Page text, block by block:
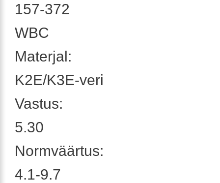
157-372
WBC
Materjal:
K2E/K3E-veri
Vastus:
5.30
Normväärtus:
4.1-9.7